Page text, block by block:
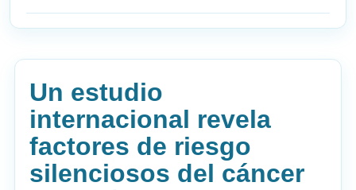
Un estudio
internacional revela
factores de riesgo
silenciosos del cáncer